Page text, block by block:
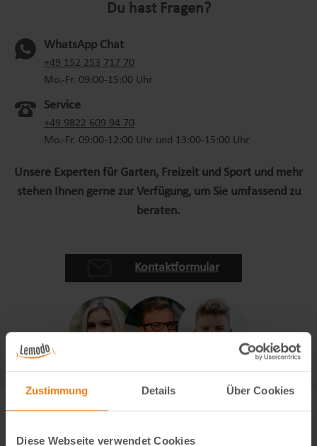
Zustimmung Details Über Cookies
Diese Webseite verwendet Cookies
Du hast Fragen?
WhatsApp Chat
+49 152 253 717 70
Mo.-Fr. 09:00-15:00 Uhr
Service
+49 9822 609 94 70
Mo.-Fr. 09:00-12:00 Uhr und 13:00-15:00 Uhr
Unsere Experten für Garten, Freizeit und Sport und mehr
stehen Ihnen gerne zur Verfügung, um Sie umfassend zu
beraten.
Kontaktformular